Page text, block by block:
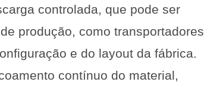
controlada, que pode ser
produção, como transportadores
e do layout da fábrica.
contínuo do material,